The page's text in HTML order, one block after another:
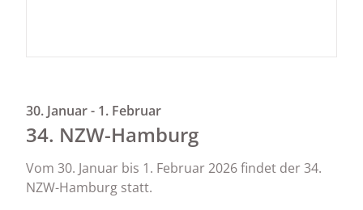
30. Januar - 1. Februar
34. NZW-Hamburg
Vom 30. Januar bis 1. Februar 2026 findet der 34.
NZW-Hamburg statt.